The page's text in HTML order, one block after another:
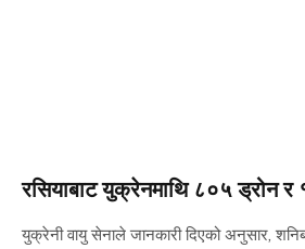
रसियाबाट युक्रेनमाथि ८०५ ड्रोन र
युक्रेनी वायु सेनाले जानकारी दिएको अनुसार,